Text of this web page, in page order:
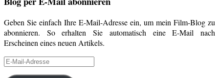
Geben Sie einfach Ihre E-Mail-Adresse ein, um mein Film-Blog zu
abonnieren. So erhalten Sie automatisch eine E-Mail nach
Erscheinen eines neuen Artikels.
E-